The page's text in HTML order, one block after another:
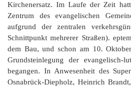
Kirchenersatz. Im Laufe der Zeit
Zentrum des evangelischen
aufgrund der zentralen
Schnittpunkt mehrerer Straßen).
dem Bau, und schon am 10.
Grundsteinlegung der evangelisch-
begangen. In Anwesenheit des
Osnabrück-Diepholz, Heinrich